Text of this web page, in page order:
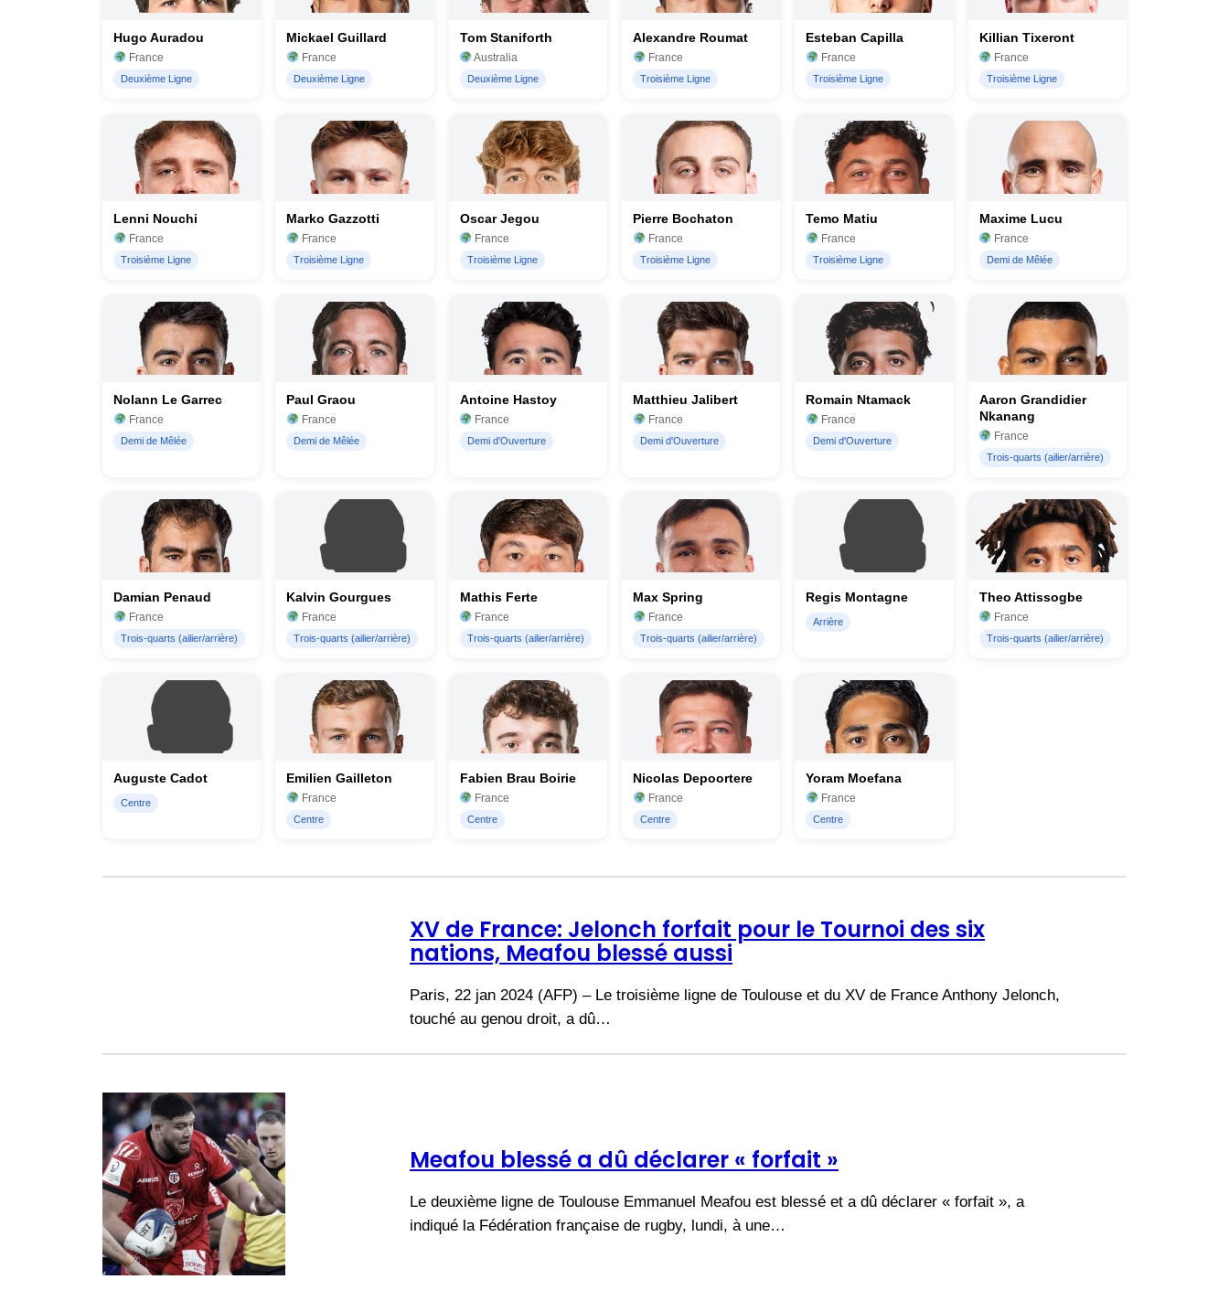
Hugo Auradou
France
Deuxième Ligne
Mickael Guillard
France
Deuxième Ligne
Tom Staniforth
Australia
Deuxième Ligne
Alexandre Roumat
France
Troisième Ligne
Esteban Capilla
France
Troisième Ligne
Killian Tixeront
France
Troisième Ligne
Lenni Nouchi
France
Troisième Ligne
Marko Gazzotti
France
Troisième Ligne
Oscar Jegou
France
Troisième Ligne
Pierre Bochaton
France
Troisième Ligne
Temo Matiu
France
Troisième Ligne
Maxime Lucu
France
Demi de Mêlée
Nolann Le Garrec
France
Demi de Mêlée
Paul Graou
France
Demi de Mêlée
Antoine Hastoy
France
Demi d'Ouverture
Matthieu Jalibert
France
Demi d'Ouverture
Romain Ntamack
France
Demi d'Ouverture
Aaron Grandidier
Nkanang
France
Trois-quarts (ailier/arrière)
Damian Penaud
France
Trois-quarts (ailier/arrière)
Kalvin Gourgues
France
Trois-quarts (ailier/arrière)
Mathis Ferte
France
Trois-quarts (ailier/arrière)
Max Spring
France
Trois-quarts (ailier/arrière)
Regis Montagne
Arrière
Theo Attissogbe
France
Trois-quarts (ailier/arrière)
Auguste Cadot
Centre
Emilien Gailleton
France
Centre
Fabien Brau Boirie
France
Centre
Nicolas Depoortere
France
Centre
Yoram Moefana
France
Centre
XV de France: Jelonch forfait pour le Tournoi des six
nations, Meafou blessé aussi
Paris, 22 jan 2024 (AFP) – Le troisième ligne de Toulouse et du XV de France Anthony Jelonch,
touché au genou droit, a dû…
Meafou blessé a dû déclarer « forfait »
Le deuxième ligne de Toulouse Emmanuel Meafou est blessé et a dû déclarer « forfait », a
indiqué la Fédération française de rugby, lundi, à une…